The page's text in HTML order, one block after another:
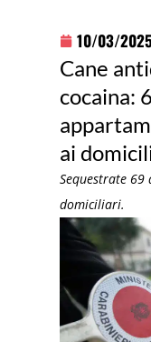
10/03/2025
Cane
cocaina:
ai
Sequestrate 69
domiciliari.